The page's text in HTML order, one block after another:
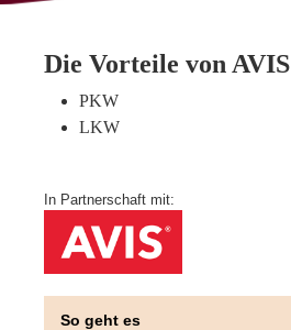
Die Vorteile von AVIS
PKW
LKW
In Partnerschaft mit:
So geht es